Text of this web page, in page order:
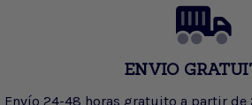
ENVIO
Envío 24-48 horas gratuito a partir de